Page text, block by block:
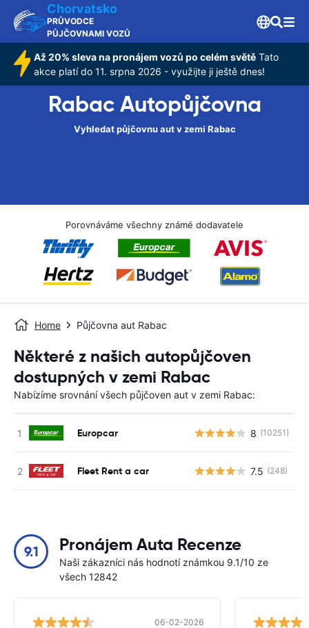
Chorvatsko
PRŮVODCE
PŮJČOVNAMI VOZŮ
Až 20% sleva na pronájem vozů po celém světě Tato
akce platí do 11. srpna 2026 - využijte ji ještě dnes!
Rabac Autopůjčovna
Vyhledat půjčovnu aut v zemi Rabac
Porovnáváme všechny známé dodavatele
Home Půjčovna aut Rabac
Některé z našich autopůjčoven
dostupných v zemi Rabac
Nabízíme srovnání všech půjčoven aut v zemi Rabac:
Europcar 8 (10251)
Fleet Rent a car 7.5 (248)
9.1 Pronájem Auta Recenze
Naši zákazníci nás hodnotí známkou 9.1/10 ze
všech 12842
06-02-2026